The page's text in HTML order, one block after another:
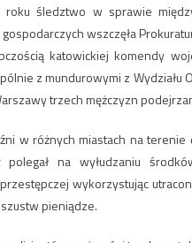
śledztwo w sprawie
wszczęła
katowickiej komendy
z mundurowymi z
trzech mężczyzn
w różnych miastach na
polegał na wyłudzaniu
wykorzystując
pieniądze.